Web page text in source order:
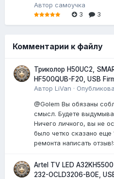
Автор самоучка
3
3
Комментарии к файлу
Триколор H50UC2,
HF500QUB-F20, USB
Автор LiVan ·
@Golem Вы обязаны
смысл. Будете
Ничего личного, вы не
было четко сказано еще
ремонта написать
Artel TV LED A32KH5500
232-OCLD3206-BOE,